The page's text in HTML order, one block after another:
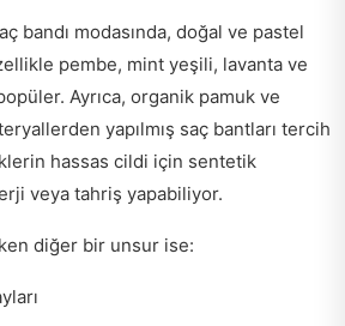
bandı modasında, doğal ve pastel
pembe, mint yeşili, lavanta ve
Ayrıca, organik pamuk ve
yapılmış saç bantları tercih
hassas cildi için sentetik
veya tahriş yapabiliyor.
diğer bir unsur ise: